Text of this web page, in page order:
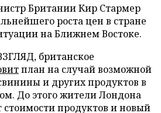
Британии Кир Стармер
роста цен в стране
на Ближнем Востоке.
британское
план на случай возможной
и других продуктов в
До этого жители Лондона
стоимости продуктов и новый